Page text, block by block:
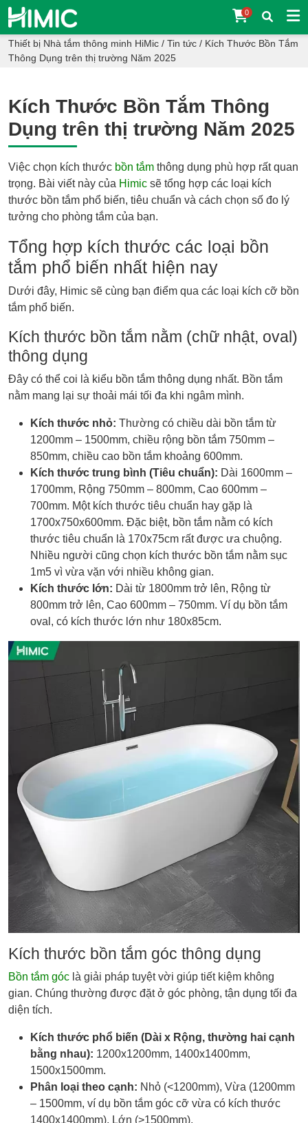
0
Thiết bị Nhà tắm thông minh HiMic / Tin tức / Kích Thước Bồn Tắm
Thông Dụng trên thị trường Năm 2025
Kích Thước Bồn Tắm Thông
Dụng trên thị trường Năm 2025
Việc chọn kích thước bồn tắm thông dụng phù hợp rất quan
trọng. Bài viết này của Himic sẽ tổng hợp các loại kích
thước bồn tắm phổ biến, tiêu chuẩn và cách chọn số đo lý
tưởng cho phòng tắm của bạn.
Tổng hợp kích thước các loại bồn
tắm phổ biến nhất hiện nay
Dưới đây, Himic sẽ cùng bạn điểm qua các loại kích cỡ bồn
tắm phổ biến.
Kích thước bồn tắm nằm (chữ nhật, oval)
thông dụng
Đây có thể coi là kiểu bồn tắm thông dụng nhất. Bồn tắm
nằm mang lại sự thoải mái tối đa khi ngâm mình.
Kích thước nhỏ: Thường có chiều dài bồn tắm từ
1200mm – 1500mm, chiều rộng bồn tắm 750mm –
850mm, chiều cao bồn tắm khoảng 600mm.
Kích thước trung bình (Tiêu chuẩn): Dài 1600mm –
1700mm, Rộng 750mm – 800mm, Cao 600mm –
700mm. Một kích thước tiêu chuẩn hay gặp là
1700x750x600mm. Đặc biệt, bồn tắm nằm có kích
thước tiêu chuẩn là 170x75cm rất được ưa chuộng.
Nhiều người cũng chọn kích thước bồn tắm nằm sục
1m5 vì vừa vặn với nhiều không gian.
Kích thước lớn: Dài từ 1800mm trở lên, Rộng từ
800mm trở lên, Cao 600mm – 750mm. Ví dụ bồn tắm
oval, có kích thước lớn như 180x85cm.
Kích thước bồn tắm góc thông dụng
Bồn tắm góc là giải pháp tuyệt vời giúp tiết kiệm không
gian. Chúng thường được đặt ở góc phòng, tận dụng tối đa
diện tích.
Kích thước phổ biến (Dài x Rộng, thường hai cạnh
bằng nhau): 1200x1200mm, 1400x1400mm,
1500x1500mm.
Phân loại theo cạnh: Nhỏ (<1200mm), Vừa (1200mm
– 1500mm, ví dụ bồn tắm góc cỡ vừa có kích thước
1400x1400mm), Lớn (>1500mm).